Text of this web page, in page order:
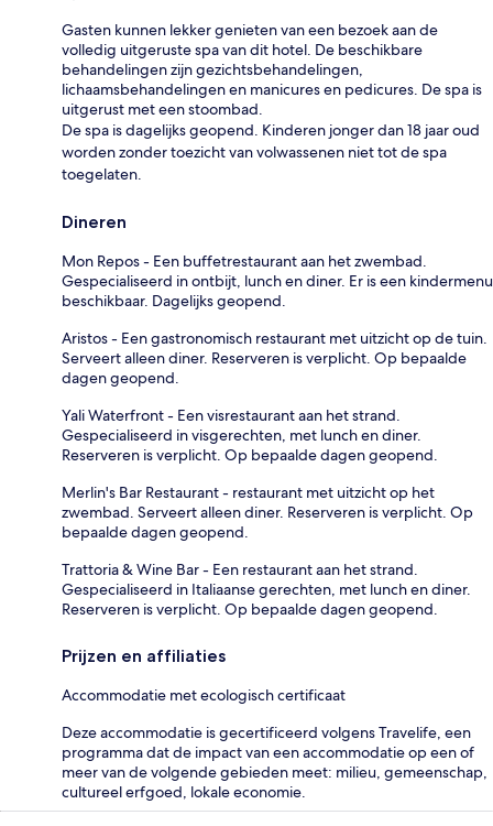
Gasten kunnen lekker genieten van een bezoek aan de
volledig uitgeruste spa van dit hotel. De beschikbare
behandelingen zijn gezichtsbehandelingen,
lichaamsbehandelingen en manicures en pedicures. De spa is
uitgerust met een stoombad.
De spa is dagelijks geopend. Kinderen jonger dan 18 jaar oud
worden zonder toezicht van volwassenen niet tot de spa
toegelaten.
Dineren
Mon Repos - Een buffetrestaurant aan het zwembad.
Gespecialiseerd in ontbijt, lunch en diner. Er is een kindermenu
beschikbaar. Dagelijks geopend.
Aristos - Een gastronomisch restaurant met uitzicht op de tuin.
Serveert alleen diner. Reserveren is verplicht. Op bepaalde
dagen geopend.
Yali Waterfront - Een visrestaurant aan het strand.
Gespecialiseerd in visgerechten, met lunch en diner.
Reserveren is verplicht. Op bepaalde dagen geopend.
Merlin's Bar Restaurant - restaurant met uitzicht op het
zwembad. Serveert alleen diner. Reserveren is verplicht. Op
bepaalde dagen geopend.
Trattoria & Wine Bar - Een restaurant aan het strand.
Gespecialiseerd in Italiaanse gerechten, met lunch en diner.
Reserveren is verplicht. Op bepaalde dagen geopend.
Prijzen en affiliaties
Accommodatie met ecologisch certificaat
Deze accommodatie is gecertificeerd volgens Travelife, een
programma dat de impact van een accommodatie op een of
meer van de volgende gebieden meet: milieu, gemeenschap,
cultureel erfgoed, lokale economie.